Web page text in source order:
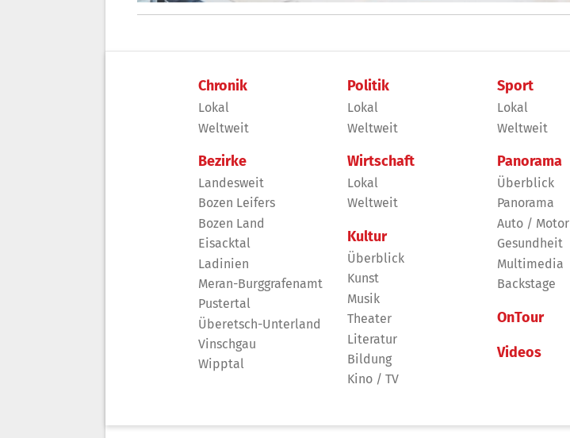
Chronik
Lokal
Weltweit
Bezirke
Landesweit
Bozen Leifers
Bozen Land
Eisacktal
Ladinien
Meran-Burggrafenamt
Pustertal
Überetsch-Unterland
Vinschgau
Wipptal
Politik
Lokal
Weltweit
Wirtschaft
Lokal
Weltweit
Kultur
Überblick
Kunst
Musik
Theater
Literatur
Bildung
Kino / TV
Sport
Lokal
Weltweit
Panorama
Überblick
Panorama
Auto / Motor
Gesundheit
Multimedia
Backstage
OnTour
Videos